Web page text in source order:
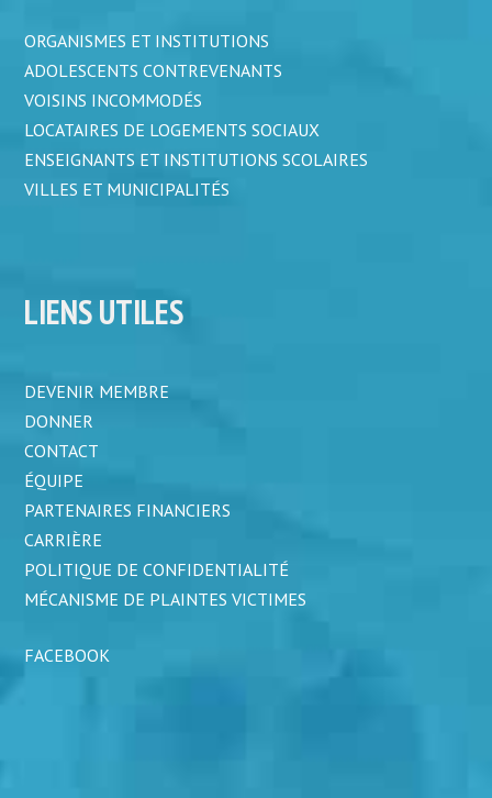
ORGANISMES ET INSTITUTIONS
ADOLESCENTS CONTREVENANTS
VOISINS INCOMMODÉS
LOCATAIRES DE LOGEMENTS SOCIAUX
ENSEIGNANTS ET INSTITUTIONS SCOLAIRES
VILLES ET MUNICIPALITÉS
LIENS UTILES
DEVENIR MEMBRE
DONNER
CONTACT
ÉQUIPE
PARTENAIRES FINANCIERS
CARRIÈRE
POLITIQUE DE CONFIDENTIALITÉ
MÉCANISME DE PLAINTES VICTIMES
FACEBOOK